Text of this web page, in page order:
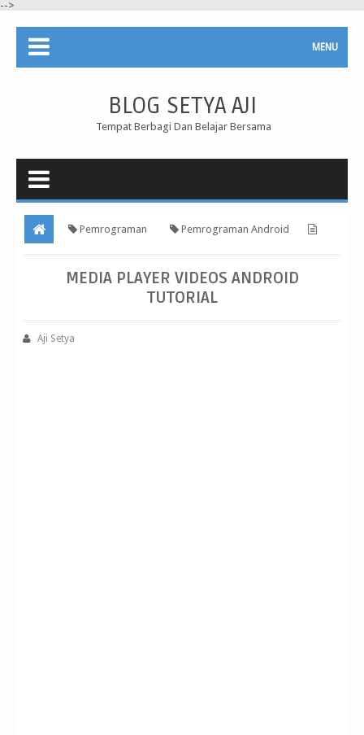
-->
MENU
BLOG SETYA AJI
Tempat Berbagi Dan Belajar Bersama
Pemrograman Pemrograman Android
MEDIA PLAYER VIDEOS ANDROID
TUTORIAL
Aji Setya